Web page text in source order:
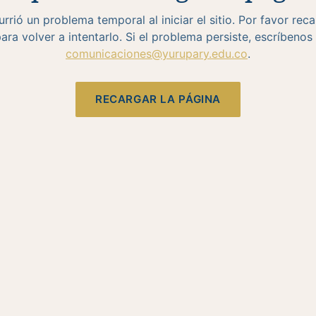
un problema temporal al iniciar el sitio. Por favor
volver a intentarlo. Si el problema persiste, escríbenos
comunicaciones@yurupary.edu.co.
RECARGAR LA PÁGINA